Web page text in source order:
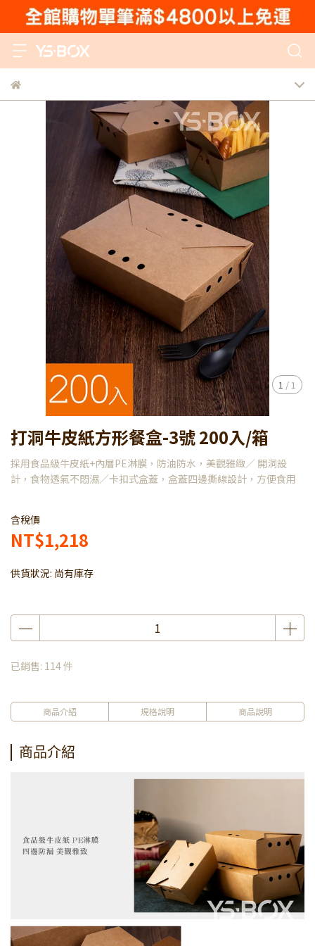
1 / 1
打洞牛皮紙方形餐盒-3號 200入/箱
採用食品級牛皮紙+內層PE淋膜，防油防水，美觀雅緻／ 開洞設
計，食物透氣不悶濕／卡扣式盒蓋，盒蓋四邊撕線設計，方便食用
含稅價
NT$1,218
供貨狀況: 尚有庫存
已銷售: 114 件
商品介紹 規格說明 商品說明
商品介紹